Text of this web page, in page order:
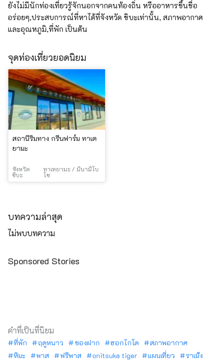
ยังไม่มีนักท่องเที่ยวรู้จักนอกจากคนท้องถิ่น หรืออาหารขึ้นชื่อ
อร่อยๆ,ประสบการณ์ที่หาได้ที่จังหวัด ชิบะเท่านั้น, สภาพอากาศ
และอุณหภูมิ,ที่พัก เป็นต้น
จุดท่องเที่ยวยอดนิยม
สถานีริมทาง กรีนฟาร์ม ทาเต
ยามะ
จังหวัด
ชิบะ
ทาเทยามะ / มินามิโบ
โซ
บทความล่าสุด
ไม่พบบทความ
Sponsored Stories
คำที่เป็นที่นิยม
ที่พัก ฤดูหนาว ของฝาก ฮอกไกโด
สภาพอากาศ
หิมะ
พาส ฟรีพาส onitsuka tiger แผนเที่ยว
ราเม็ง